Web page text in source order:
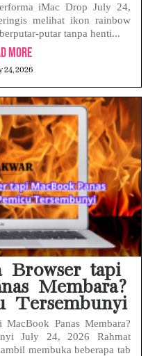
iMac Drop July 24,
melihat ikon rainbow
putar tanpa henti...
More
24, 2026
Browser tapi
Membara?
Tersembunyi
Panas Membara?
July 24, 2026 Rahmat
membuka beberapa tab